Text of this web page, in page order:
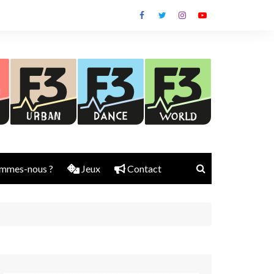
nous ? Jeux Contact